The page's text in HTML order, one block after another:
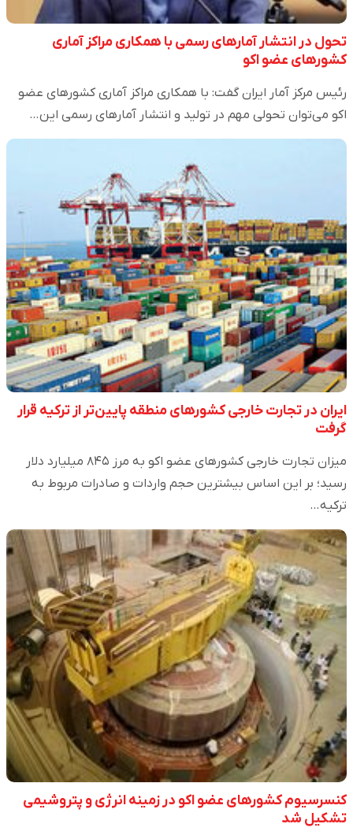
تحول در انتشار آمارهای رسمی با همکاری مراکز آماری
کشورهای عضو اکو
رئیس مرکز آمار ایران گفت: با همکاری مراکز آماری کشورهای عضو
اکو می‌توان تحولی مهم در تولید و انتشار آمارهای رسمی این…
ایران در تجارت خارجی کشورهای منطقه پایین‌تر از ترکیه قرار
گرفت
میزان تجارت خارجی کشورهای عضو اکو به مرز ۸۴۵ میلیارد دلار
رسید؛ بر این اساس بیشترین حجم واردات و صادرات مربوط به
ترکیه…
کنسرسیوم کشورهای عضو اکو در زمینه انرژی و پتروشیمی
تشکیل شد